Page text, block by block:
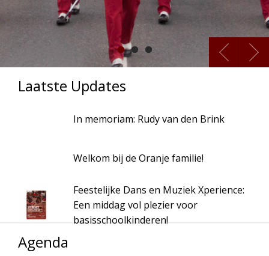
Laatste Updates
In memoriam: Rudy van den Brink
Welkom bij de Oranje familie!
Feestelijke Dans en Muziek Xperience:
Een middag vol plezier voor
basisschoolkinderen!
Agenda